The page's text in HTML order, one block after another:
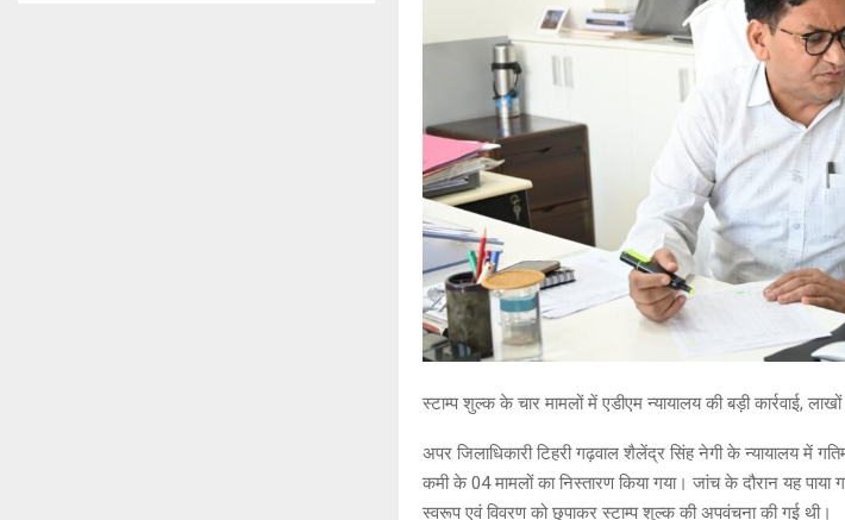
स्टाम्प शुल्क के चार मामलों में एडीएम न्यायालय की बड़ी कार्रवाई,
अपर जिलाधिकारी टिहरी गढ़वाल शैलेंद्र सिंह नेगी के न्यायालय में
कमी के 04 मामलों का निस्तारण किया गया। जांच के दौरान यह पाया
स्वरूप एवं विवरण को छुपाकर स्टाम्प शुल्क की अपवंचना की गई थी।